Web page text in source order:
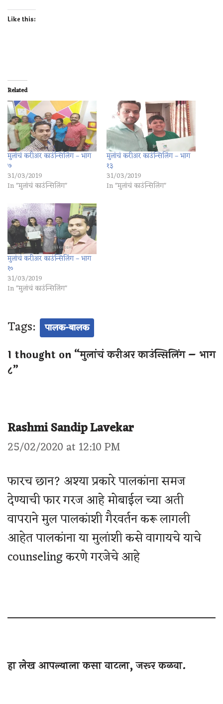
Like this:
Related
मुलांचं करीअर काउंन्सिलिंग – भाग
७
31/03/2019
In "मुलांचं काउंन्सिलिंग"
मुलांचं करीअर काउंन्सिलिंग – भाग
१३
31/03/2019
In "मुलांचं काउंन्सिलिंग"
मुलांचं करीअर काउंन्सिलिंग – भाग
१०
31/03/2019
In "मुलांचं काउंन्सिलिंग"
Tags: पालक-बालक
1 thought on “मुलांचं करीअर काउंन्सिलिंग – भाग
८”
Rashmi Sandip Lavekar
25/02/2020 at 12:10 PM
फारच छान? अश्या प्रकारे पालकांना समज
देण्याची फार गरज आहे मोबाईल च्या अती
वापराने मुल पालकांशी गैरवर्तन करू लागली
आहेत पालकांना या मुलांशी कसे वागायचे याचे
counseling करणे गरजेचे आहे
हा लेख आपल्याला कसा वाटला, जरूर कळवा.